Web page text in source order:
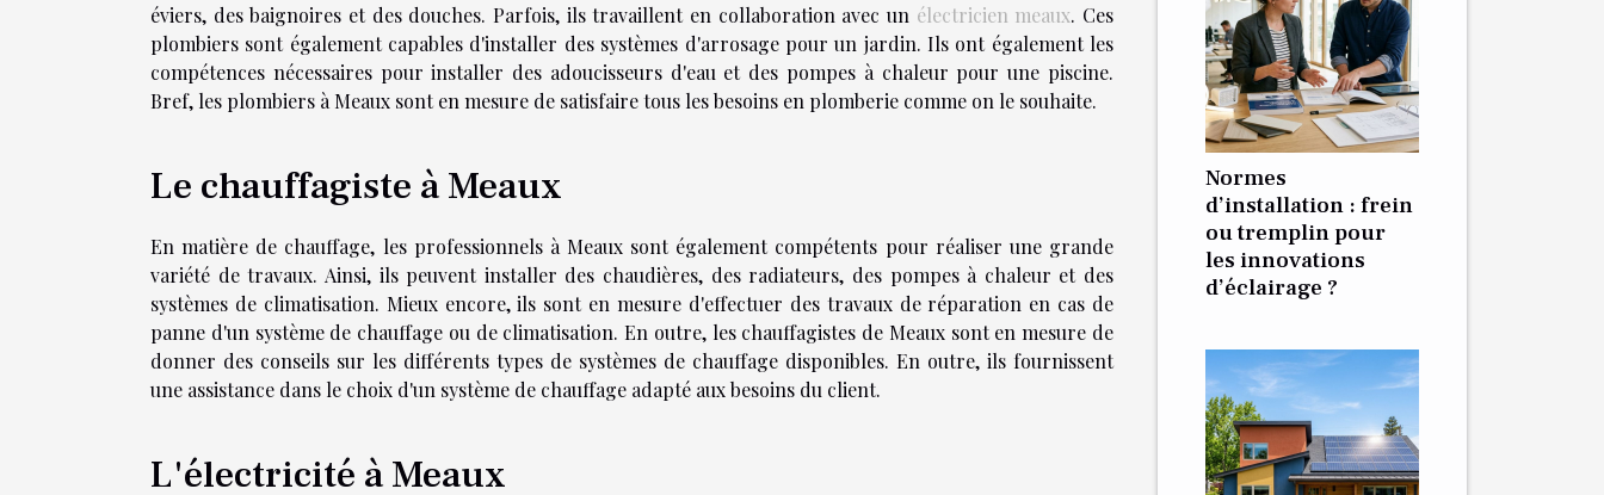
éviers, des baignoires et des douches. Parfois, ils travaillent en collaboration avec un électricien meaux. Ces
plombiers sont également capables d'installer des systèmes d'arrosage pour un jardin. Ils ont également les
compétences nécessaires pour installer des adoucisseurs d'eau et des pompes à chaleur pour une piscine.
Bref, les plombiers à Meaux sont en mesure de satisfaire tous les besoins en plomberie comme on le souhaite.
Le chauffagiste à Meaux
En matière de chauffage, les professionnels à Meaux sont également compétents pour réaliser une grande
variété de travaux. Ainsi, ils peuvent installer des chaudières, des radiateurs, des pompes à chaleur et des
systèmes de climatisation. Mieux encore, ils sont en mesure d'effectuer des travaux de réparation en cas de
panne d'un système de chauffage ou de climatisation. En outre, les chauffagistes de Meaux sont en mesure de
donner des conseils sur les différents types de systèmes de chauffage disponibles. En outre, ils fournissent
une assistance dans le choix d'un système de chauffage adapté aux besoins du client.
L'électricité à Meaux
Normes
d’installation : frein
ou tremplin pour
les innovations
d’éclairage ?